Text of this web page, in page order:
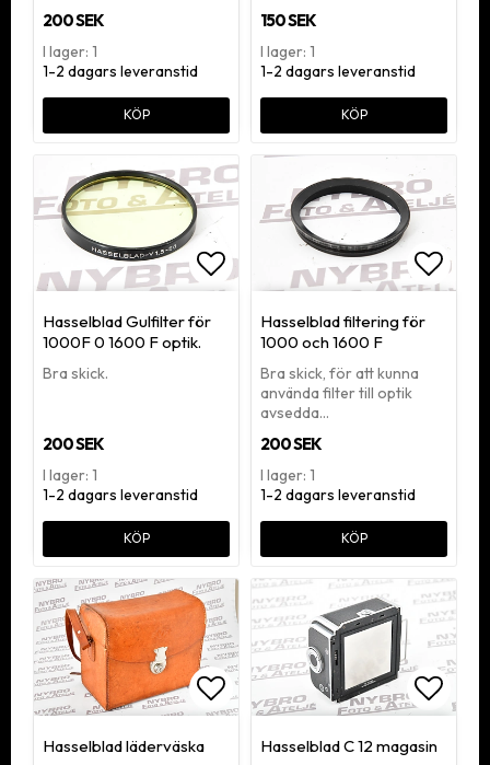
200 SEK
I lager: 1
1-2 dagars leveranstid
KÖP
150 SEK
I lager: 1
1-2 dagars leveranstid
KÖP
Hasselblad Gulfilter för
1000F 0 1600 F optik.
Bra skick.
200 SEK
I lager: 1
1-2 dagars leveranstid
KÖP
Hasselblad filtering för
1000 och 1600 F
Bra skick, för att kunna
använda filter till optik
avsedda…
200 SEK
I lager: 1
1-2 dagars leveranstid
KÖP
Lägg till i favoritlistan
Hasselblad läderväska Lägg
Hasselblad C 12 magasin